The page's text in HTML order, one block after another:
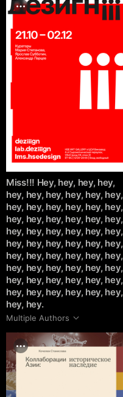
Miss!!! Hey, hey, hey, hey,
hey, hey, hey, hey, hey, hey,
hey, hey, hey, hey, hey, hey,
hey, hey, hey, hey, hey, hey,
hey, hey, hey, hey, hey, hey,
hey, hey, hey, hey, hey, hey,
hey, hey, hey, hey, hey, hey,
hey, hey, hey, hey, hey, hey,
hey, hey, hey, hey, hey, hey,
hey, hey, hey, hey, hey, hey,
hey, hey.
Multiple Authors